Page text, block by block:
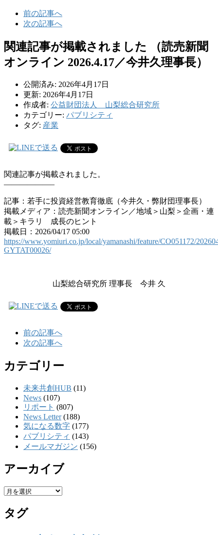
前の記事へ
次の記事へ
関連記事が掲載されました （読売新聞
オンライン 2026.4.17／今井久理事長）
公開済み: 2026年4月17日
更新: 2026年4月17日
作成者: 公益財団法人 山梨総合研究所
カテゴリー: パブリシティ
タグ: 産業
関連記事が掲載されました。
——————–
記事：若手に投資経営教育徹底（今井久・弊財団理事長）
掲載メディア：読売新聞オンライン／地域＞山梨＞企画・連
載＞キラリ 成長のヒント
掲載日：2026/04/17 05:00
https://www.yomiuri.co.jp/local/yamanashi/feature/CO051172/
GYTAT00026/
山梨総合研究所 理事長 今井 久
前の記事へ
次の記事へ
カテゴリー
未来共創HUB (11)
News (107)
リポート (807)
News Letter(188)
気になる数字 (177)
パブリシティ (143)
メールマガジン (156)
アーカイブ
ア
カ
イ
タグ